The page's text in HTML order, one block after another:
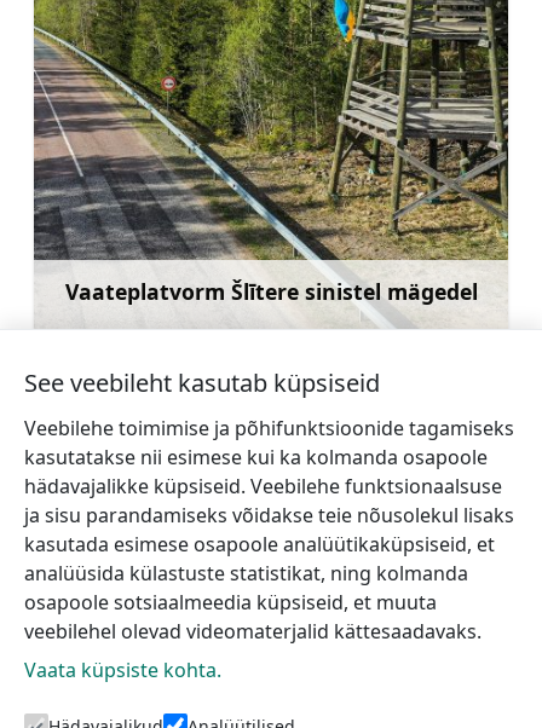
Vaateplatvorm Šlītere sinistel mägedel
Rohkem teavet
←Valdemārpils
Evangeelne Luterlik
Kirik
Former narrow gauge
railway nature trail →
See veebileht kasutab küpsiseid
Veebilehe toimimise ja põhifunktsioonide tagamiseks
kasutatakse nii esimese kui ka kolmanda osapoole
hädavajalikke küpsiseid. Veebilehe funktsionaalsuse
ja sisu parandamiseks võidakse teie nõusolekul lisaks
kasutada esimese osapoole analüütikaküpsiseid, et
analüüsida külastuste statistikat, ning kolmanda
osapoole sotsiaalmeedia küpsiseid, et muuta
veebilehel olevad videomaterjalid kättesaadavaks.
Vaata küpsiste kohta.